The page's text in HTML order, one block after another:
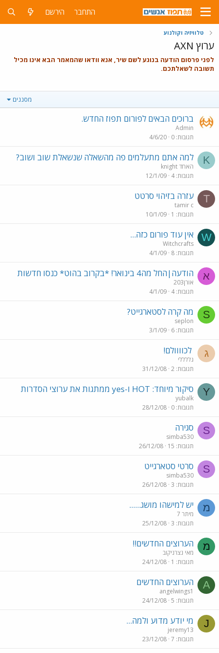
התחבר הירשם
טלוויזיה וקולנוע
ערוץ AXN
לפני פרסום הודעה בנוגע לשם שיר, אנא וודאו שהמאמר הבא אינו מכיל
תשובה לשאלתכם.
מסננים
ברוכים הבאים לפורום תפוז החדש.
Admin
תגובות 0
4/6/20
K למה אתם מתעלמים פה מהשאלה שנשאלת שוב ושוב?
knight האחד
תגובות 4
12/1/09
T עזרה בזיהוי סרטט
tamir c
תגובות 1
10/1/09
W אין עוד פורום כזה...
Witchcrafts
תגובות 8
4/1/09
א הודעה|החל מה4 בינואר! *בקרוב בהוט* כנסו חדשות
אורן203
תגובות 4
4/1/09
S מה קרה לסטארגייט?
seplon
תגובות 6
3/1/09
ג לכוווולם!
גללללי
תגובות 2
31/12/08
Y סיקור מיוחד: HOT ו-yes ממתגות את ערוצי הסדרות
yubalk
תגובות 0
28/12/08
S סגירה
simba530
תגובות 15
26/12/08
S סרטי סטארגייט
simba530
תגובות 3
26/12/08
מ יש למישהו מושג......
מיתר 7
תגובות 3
25/12/08
מ הערוצים החדשים!!
מאי נצרניקוב
תגובות 1
24/12/08
A הערוצים החדשים
angelwings1
תגובות 5
24/12/08
J מי יודע מדוע ולמה...
jeremy13
תגובות 7
23/12/08